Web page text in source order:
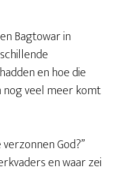
Bagtowar in
en hoe die
nog veel meer komt
God?’’
en waar zei